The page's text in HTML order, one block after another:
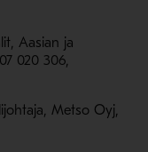
Aasian ja
020 306,
Metso Oyj,